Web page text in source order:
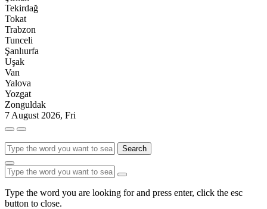
Tekirdağ
Tokat
Trabzon
Tunceli
Şanlıurfa
Uşak
Van
Yalova
Yozgat
Zonguldak
7 August 2026, Fri
Search
Type the word you are looking for and press enter, click the esc
button to close.